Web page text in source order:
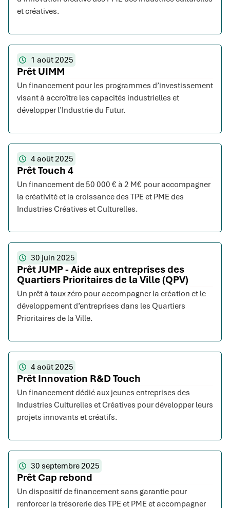
et créatives.
1 août 2025
Prêt UIMM
Un financement pour les programmes d’investissement
visant à accroître les capacités industrielles et
développer l’Industrie du Futur.
4 août 2025
Prêt Touch 4
Un financement de 50 000 € à 2 M€ pour accompagner
la créativité et la croissance des TPE et PME des
Industries Créatives et Culturelles.
30 juin 2025
Prêt JUMP - Aide aux entreprises des
Quartiers Prioritaires de la Ville (QPV)
Un prêt à taux zéro pour accompagner la création et le
développement d’entreprises dans les Quartiers
Prioritaires de la Ville.
4 août 2025
Prêt Innovation R&D Touch
Un financement dédié aux jeunes entreprises des
Industries Culturelles et Créatives pour développer leurs
projets innovants et créatifs.
30 septembre 2025
Prêt Cap rebond
Un dispositif de financement sans garantie pour
renforcer la trésorerie des TPE et PME et accompagner